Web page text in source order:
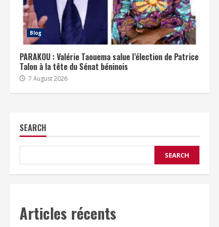
Blog
PARAKOU : Valérie Taouema salue l’élection de Patrice
Talon à la tête du Sénat béninois
7 August 2026
SEARCH
SEARCH
Articles récents